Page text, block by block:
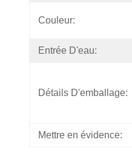
Couleur:
Entrée D'eau:
Détails D'emballage:
Mettre en évidence: